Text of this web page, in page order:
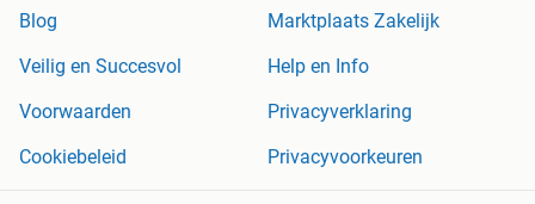
Blog
Marktplaats Zakelijk
Veilig en Succesvol
Help en Info
Voorwaarden
Privacyverklaring
Cookiebeleid
Privacyvoorkeuren